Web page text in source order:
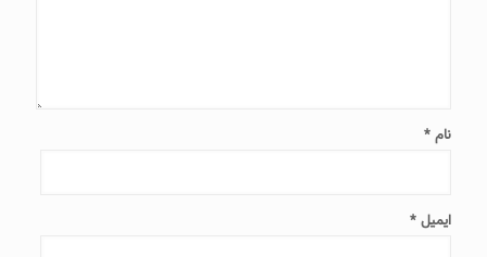
نام *
ایمیل *